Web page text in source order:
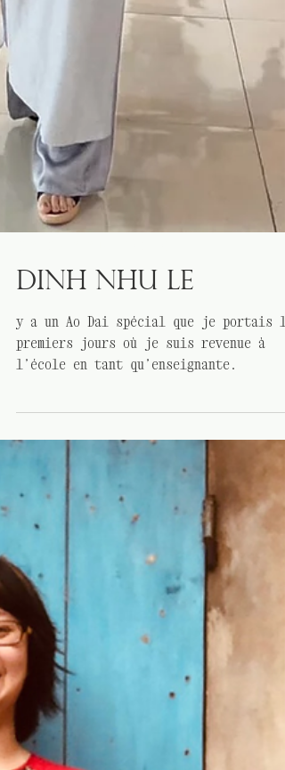
HISTOIRES SUR L'ÁO DÀI
Dinh Nhu Le
y a un Ao Dai spécial que je portais